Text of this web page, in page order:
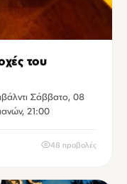
του
Σάββατο, 08
21:00
48 προβολές